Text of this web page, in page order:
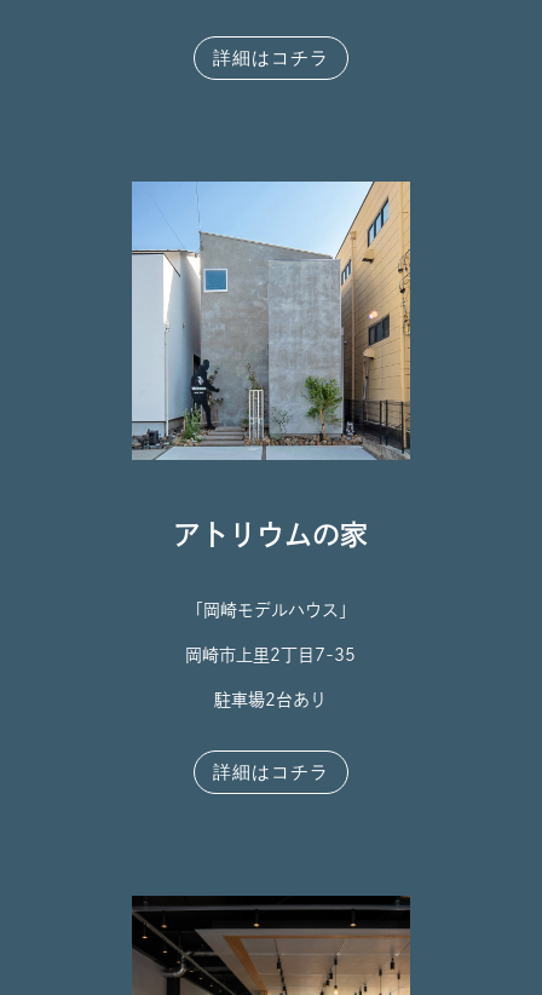
詳細はコチラ
アトリウムの家
「岡崎モデルハウス」
岡崎市上里2丁目7-35
駐車場2台あり
詳細はコチラ